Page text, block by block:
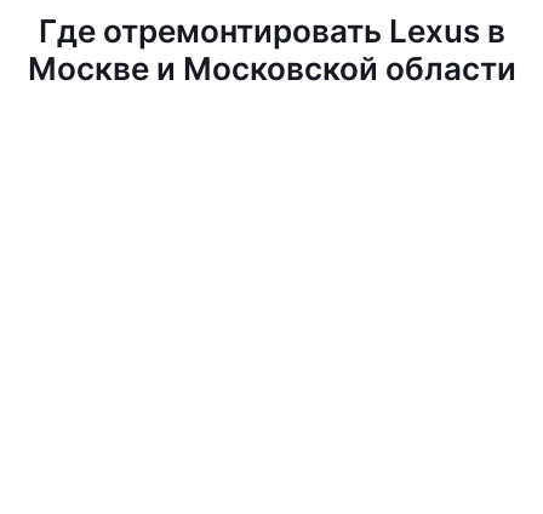
Где отремонтировать Lexus в
Москве и Московской области